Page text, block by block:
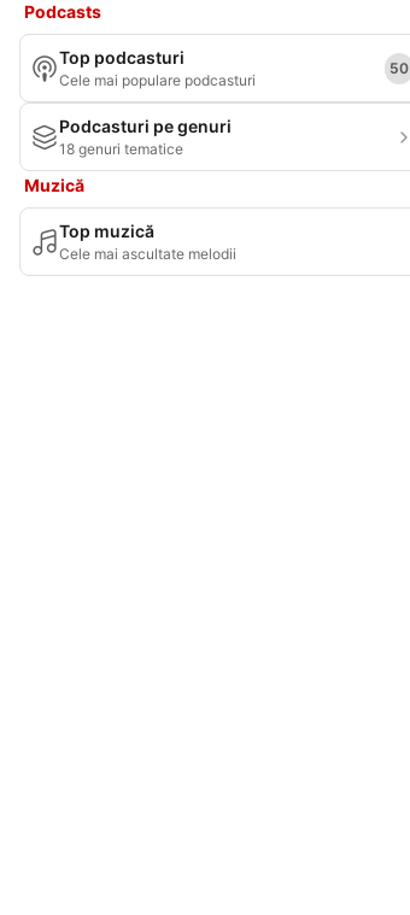
Podcasts
Top podcasturi
Cele mai populare podcasturi
50
Podcasturi pe genuri
18 genuri tematice
Muzică
Top muzică
Cele mai ascultate melodii